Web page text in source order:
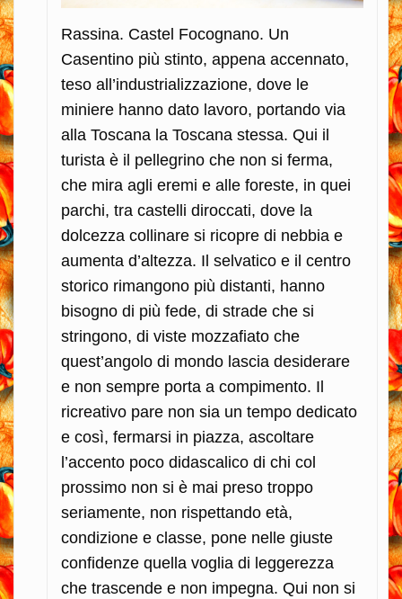
Rassina. Castel Focognano. Un
Casentino più stinto, appena accennato,
teso all’industrializzazione, dove le
miniere hanno dato lavoro, portando via
alla Toscana la Toscana stessa. Qui il
turista è il pellegrino che non si ferma,
che mira agli eremi e alle foreste, in quei
parchi, tra castelli diroccati, dove la
dolcezza collinare si ricopre di nebbia e
aumenta d’altezza. Il selvatico e il centro
storico rimangono più distanti, hanno
bisogno di più fede, di strade che si
stringono, di viste mozzafiato che
quest’angolo di mondo lascia desiderare
e non sempre porta a compimento. Il
ricreativo pare non sia un tempo dedicato
e così, fermarsi in piazza, ascoltare
l’accento poco didascalico di chi col
prossimo non si è mai preso troppo
seriamente, non rispettando età,
condizione e classe, pone nelle giuste
confidenze quella voglia di leggerezza
che trascende e non impegna. Qui non si